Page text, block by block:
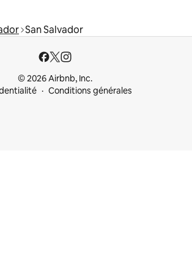
San Salvador
© 2026 Airbnb, Inc.
Conditions générales